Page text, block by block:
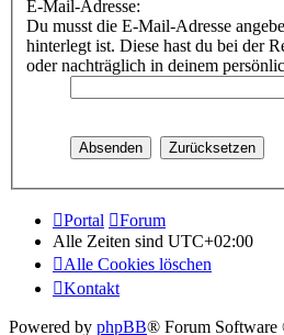
E-Mail-Adresse:
Du musst die E-Mail-Adresse
hinterlegt ist. Diese hast du bei der
oder nachträglich in deinem
Portal
Forum
Alle Zeiten sind UTC+02:00
Alle Cookies löschen
Kontakt
Powered by phpBB® Forum